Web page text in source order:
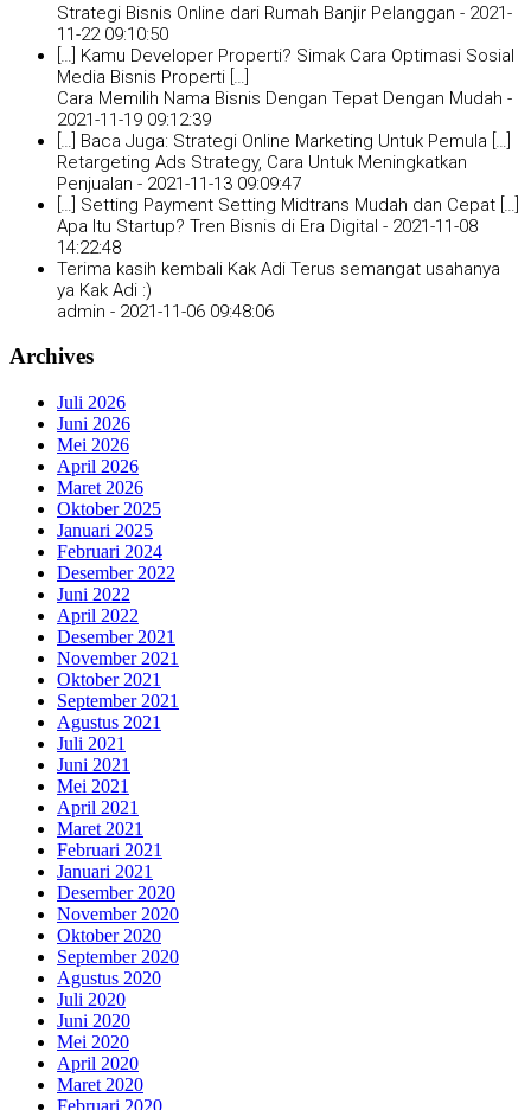
Strategi Bisnis Online dari Rumah Banjir Pelanggan - 2021-
11-22 09:10:50
[…] Kamu Developer Properti? Simak Cara Optimasi Sosial
Media Bisnis Properti […]
Cara Memilih Nama Bisnis Dengan Tepat Dengan Mudah -
2021-11-19 09:12:39
[…] Baca Juga: Strategi Online Marketing Untuk Pemula […]
Retargeting Ads Strategy, Cara Untuk Meningkatkan
Penjualan - 2021-11-13 09:09:47
[…] Setting Payment Setting Midtrans Mudah dan Cepat […]
Apa Itu Startup? Tren Bisnis di Era Digital - 2021-11-08
14:22:48
Terima kasih kembali Kak Adi Terus semangat usahanya
ya Kak Adi :)
admin - 2021-11-06 09:48:06
Archives
Juli 2026
Juni 2026
Mei 2026
April 2026
Maret 2026
Oktober 2025
Januari 2025
Februari 2024
Desember 2022
Juni 2022
April 2022
Desember 2021
November 2021
Oktober 2021
September 2021
Agustus 2021
Juli 2021
Juni 2021
Mei 2021
April 2021
Maret 2021
Februari 2021
Januari 2021
Desember 2020
November 2020
Oktober 2020
September 2020
Agustus 2020
Juli 2020
Juni 2020
Mei 2020
April 2020
Maret 2020
Februari 2020